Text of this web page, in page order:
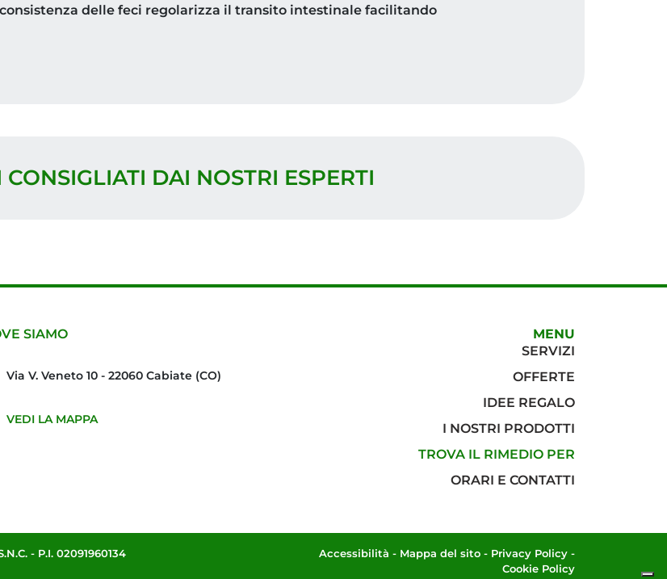
delle feci regolarizza il transito intestinale facilitando
DAI NOSTRI ESPERTI
SIAMO
Via V. Veneto 10 - 22060 Cabiate (CO)
VEDI LA MAPPA
MENU
SERVIZI
OFFERTE
IDEE REGALO
I NOSTRI PRODOTTI
TROVA IL RIMEDIO PER
ORARI E CONTATTI
- P.I. 02091960134 Accessibilità - Mappa del sito - Privacy Policy -
Cookie Policy